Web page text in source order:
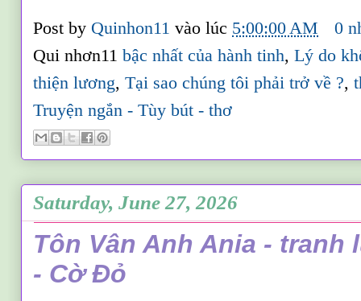
Post by Quinhon11vào lúc 5:00:00 AM
0
Qui nhơn11bậc nhất của hành tinh,Lý do
thiện lương,Tại sao chúng tôi phải trở về ?,
Truyện ngắn - Tùy bút - thơ
Saturday, June 27, 2026
Tôn Vân Anh Ania - tranh
- Cờ Đỏ